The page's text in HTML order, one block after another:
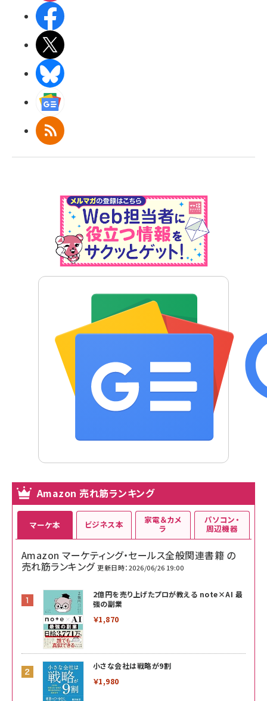
RSS
Amazon 売れ筋ランキング
マーケ本
Amazon マーケティング・セールス全般関連書籍 の
売れ筋ランキング 更新日時：2026/06/26 19:00
2億円を売り上げたプロが教える note×AI 最
強の副業
￥1,870
小さな会社は戦略が9割
￥1,980
ビジネス本 家電＆カメ
ラ
パソコン・
周辺機器